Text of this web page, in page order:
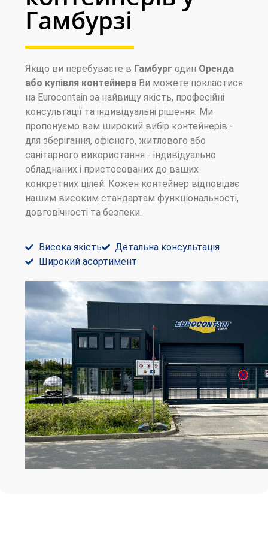
Гамбурзі
Якщо ви перебуваєте в Гамбург один Оренда
або купівля контейнера Ви можете покластися
на Eurocontain за найвищу якість, професійні
консультації та індивідуальні рішення. Ми
пропонуємо вам широкий вибір контейнерів -
для зберігання, офісного, житлового або
санітарного використання - індивідуально
обладнаних і пристосованих до ваших
конкретних цілей. Кожен контейнер відповідає
нашим високим стандартам функціональності,
довговічності та безпеки.
Висока якість
Детальна консультація
Широкий асортимент